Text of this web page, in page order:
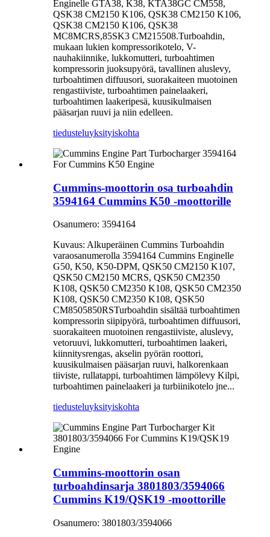
Enginelle GTA38, K38, KTA38GC CM558,
QSK38 CM2150 K106, QSK38 CM2150 K106,
QSK38 CM2150 K106, QSK38
MC8MCRS,85SK3 CM215508.Turboahdin,
mukaan lukien kompressorikotelo, V-
nauhakiinnike, lukkomutteri, turboahtimen
kompressorin juoksupyörä, tavallinen aluslevy,
turboahtimen diffuusori, suorakaiteen muotoinen
rengastiiviste, turboahtimen painelaakeri,
turboahtimen laakeripesä, kuusikulmaisen
pääsarjan ruuvi ja niin edelleen.
tiedusteluyksityiskohta
Cummins-moottorin osa turboahdin
3594164 Cummins K50 -moottorille
Osanumero: 3594164
Kuvaus: Alkuperäinen Cummins Turboahdin
varaosanumerolla 3594164 Cummins Enginelle
G50, K50, K50-DPM, QSK50 CM2150 K107,
QSK50 CM2150 MCRS, QSK50 CM2350
K108, QSK50 CM2350 K108, QSK50 CM2350
K108, QSK50 CM2350 K108, QSK50
CM8505850RSTurboahdin sisältää turboahtimen
kompressorin siipipyörä, turboahtimen diffuusori,
suorakaiteen muotoinen rengastiiviste, aluslevy,
vetoruuvi, lukkomutteri, turboahtimen laakeri,
kiinnitysrengas, akselin pyörän roottori,
kuusikulmaisen pääsarjan ruuvi, halkorenkaan
tiiviste, rullatappi, turboahtimen lämpölevy Kilpi,
turboahtimen painelaakeri ja turbiinikotelo jne...
tiedusteluyksityiskohta
Cummins-moottorin osan
turboahdinsarja 3801803/3594066
Cummins K19/QSK19 -moottorille
Osanumero: 3801803/3594066